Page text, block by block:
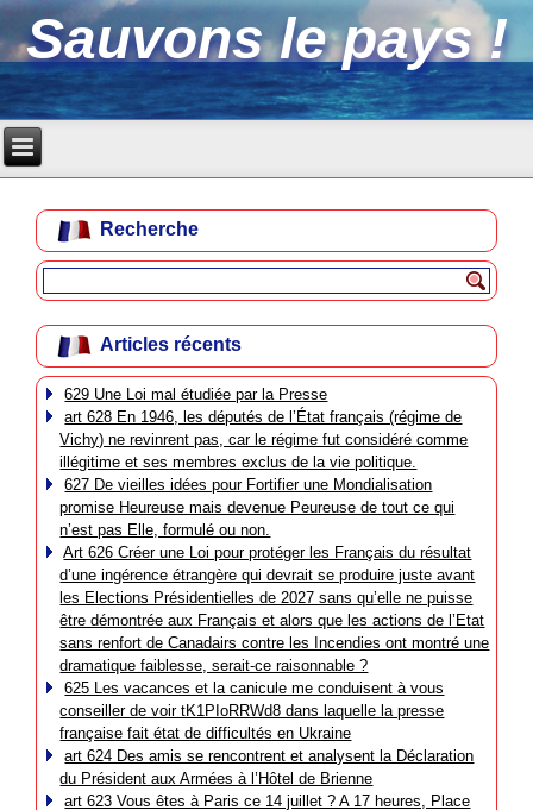
Sauvons le pays !
Recherche
Articles récents
629 Une Loi mal étudiée par la Presse
art 628 En 1946, les députés de l’État français (régime de
Vichy) ne revinrent pas, car le régime fut considéré comme
illégitime et ses membres exclus de la vie politique.
627 De vieilles idées pour Fortifier une Mondialisation
promise Heureuse mais devenue Peureuse de tout ce qui
n’est pas Elle, formulé ou non.
Art 626 Créer une Loi pour protéger les Français du résultat
d’une ingérence étrangère qui devrait se produire juste avant
les Elections Présidentielles de 2027 sans qu’elle ne puisse
être démontrée aux Français et alors que les actions de l’Etat
sans renfort de Canadairs contre les Incendies ont montré une
dramatique faiblesse, serait-ce raisonnable ?
625 Les vacances et la canicule me conduisent à vous
conseiller de voir tK1PIoRRWd8 dans laquelle la presse
française fait état de difficultés en Ukraine
art 624 Des amis se rencontrent et analysent la Déclaration
du Président aux Armées à l’Hôtel de Brienne
art 623 Vous êtes à Paris ce 14 juillet ? A 17 heures, Place